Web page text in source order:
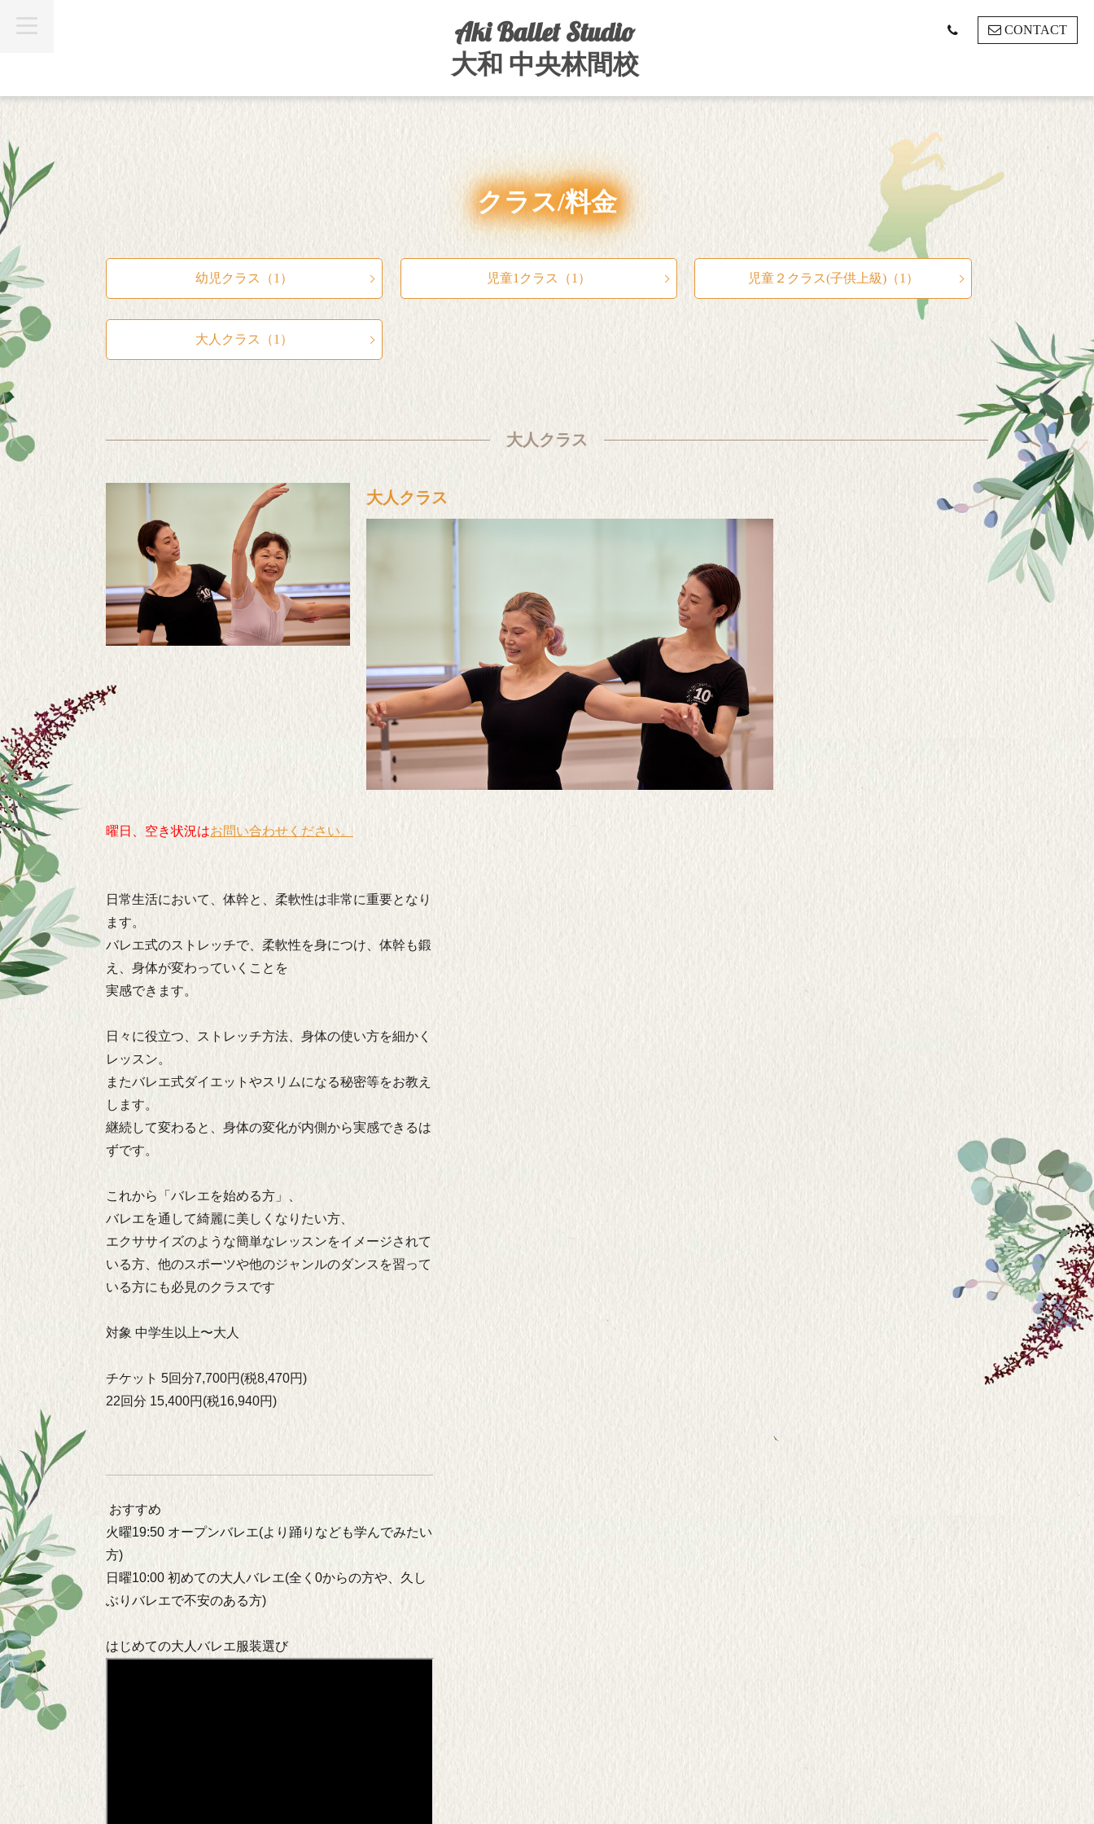
Aki Ballet Studio
大和 中央林間校
t
o
n
g
i
o
CONTACT
クラス/料金
幼児クラス（1） 児童1クラス（1） 児童２クラス(子供上級)（1）
大人クラス（1）
大人クラス
大人クラス
曜日、空き状況はお問い合わせください。
日常生活において、体幹と、柔軟性は非常に重要となり
ます。
バレエ式のストレッチで、柔軟性を身につけ、体幹も鍛
え、身体が変わっていくことを
実感できます。
日々に役立つ、ストレッチ方法、身体の使い方を細かく
レッスン。
またバレエ式ダイエットやスリムになる秘密等をお教え
します。
継続して変わると、身体の変化が内側から実感できるは
ずです。
これから「バレエを始める方」、
バレエを通して綺麗に美しくなりたい方、
エクササイズのような簡単なレッスンをイメージされて
いる方、他のスポーツや他のジャンルのダンスを習って
いる方にも必見のクラスです
対象 中学生以上〜大人
チケット 5回分7,700円(税8,470円)
22回分 15,400円(税16,940円)
おすすめ
火曜19:50 オープンバレエ(より踊りなども学んでみたい
方)
日曜10:00 初めての大人バレエ(全く0からの方や、久し
ぶりバレエで不安のある方)
はじめての大人バレエ服装選び